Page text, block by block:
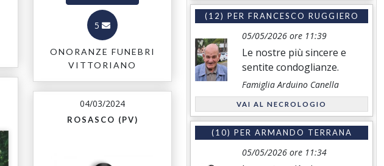
5
ONORANZE FUNEBRI
VITTORIANO
04/03/2024
ROSASCO (PV)
(12) PER FRANCESCO RUGGIERO
05/05/2026 ore 11:39
Le nostre più sincere e
sentite condoglianze.
Famiglia Arduino Canella
VAI AL NECROLOGIO
(10) PER ARMANDO TERRANA
05/05/2026 ore 11:34